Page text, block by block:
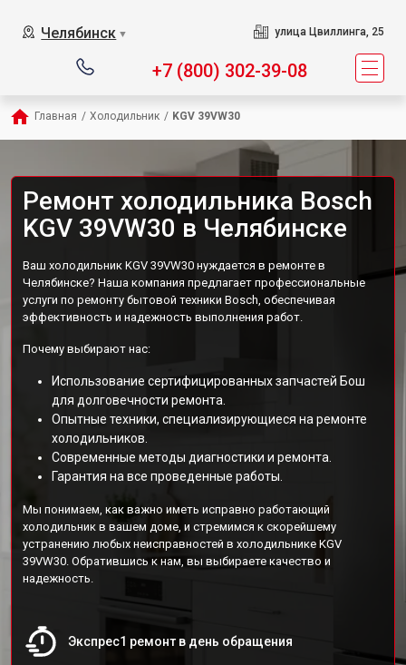
Челябинск ▼ улица Цвиллинга, 25
+7 (800) 302-39-08
Главная / Холодильник / KGV 39VW30
Ремонт холодильника Bosch
KGV 39VW30 в Челябинске
Ваш холодильник KGV 39VW30 нуждается в ремонте в
Челябинске? Наша компания предлагает профессиональные
услуги по ремонту бытовой техники Bosch, обеспечивая
эффективность и надежность выполнения работ.
Почему выбирают нас:
Использование сертифицированных запчастей Бош
для долговечности ремонта.
Опытные техники, специализирующиеся на ремонте
холодильников.
Современные методы диагностики и ремонта.
Гарантия на все проведенные работы.
Мы понимаем, как важно иметь исправно работающий
холодильник в вашем доме, и стремимся к скорейшему
устранению любых неисправностей в холодильнике KGV
39VW30. Обратившись к нам, вы выбираете качество и
надежность.
Экспрес1 ремонт в день обращения